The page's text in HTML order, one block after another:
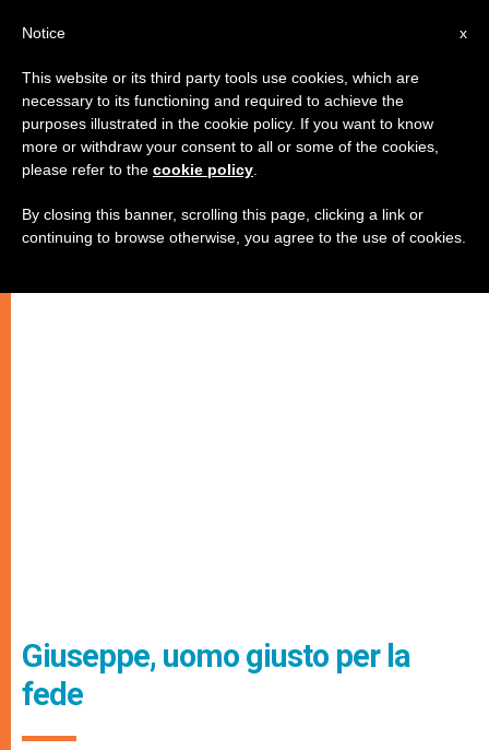
Giuseppe, uomo giusto per la
fede
x
Notice
This website or its third party tools use cookies, which are
necessary to its functioning and required to achieve the
purposes illustrated in the cookie policy. If you want to know
more or withdraw your consent to all or some of the cookies,
please refer to the cookie policy
By closing this banner, scrolling this page, clicking a link or
continuing to browse otherwise, you agree to the use of cookies.